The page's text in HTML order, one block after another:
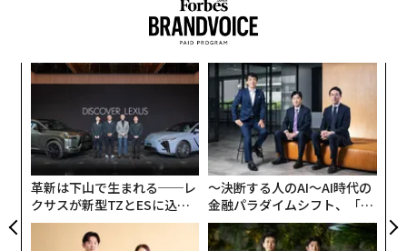
始されている。個別の配送では、5月から日本でもMyDH
L+ウェブサイトからの出荷申し込みで選択できるように
なっていた。今回はそこに、「ベーシック」、「カーボ
ンリデュース」という2つの契約ベースのモデルが追加
された。おもに継続的に大量の荷物を発送する企業向け
のプランで、二酸化炭素削減量の証明書が発行される。
カーボンリデュースでは削減量を10パーセントから100
パーセントの間で設定が可能となり、希望すればカーボ
ンフットプリントレポートが提供される。またこれら3
つのモデルとも、送り状にGoGreen Plusのロゴが印刷さ
れることになっている。
革新は下山で生まれる──レ
クサスが新型TZとESに込め
た「DISCOVER」の哲学
〜決断する人のAI〜AI時代の
金融パラダイムシフト、「超
個別化」の核心 【MUFG×ウ
ェルスナビ×PwC】